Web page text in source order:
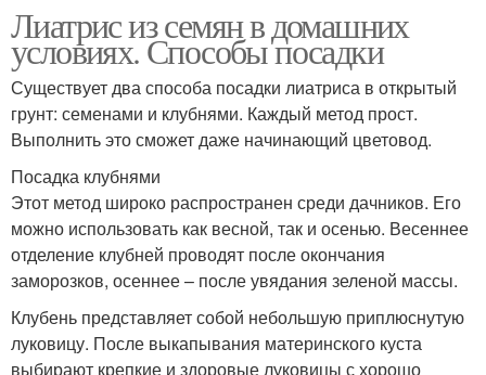
Лиатрис из семян в домашних
условиях. Способы посадки
Существует два способа посадки лиатриса в открытый
грунт: семенами и клубнями. Каждый метод прост.
Выполнить это сможет даже начинающий цветовод.
Посадка клубнями
Этот метод широко распространен среди дачников. Его
можно использовать как весной, так и осенью. Весеннее
отделение клубней проводят после окончания
заморозков, осеннее – после увядания зеленой массы.
Клубень представляет собой небольшую приплюснутую
луковицу. После выкапывания материнского куста
выбирают крепкие и здоровые луковицы с хорошо